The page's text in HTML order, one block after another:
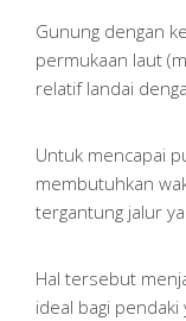
Gunung dengan
permukaan laut
relatif landai
Untuk mencapai
membutuhkan
tergantung jalur
Hal tersebut
ideal bagi